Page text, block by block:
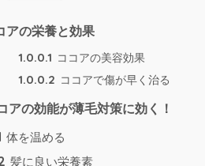
アの栄養と効果
1.0.0.1 ココアの美容効果
1.0.0.2 ココアで傷が早く治る
アの効能が薄毛対策に効く！
体を温める
髪に良い栄養素